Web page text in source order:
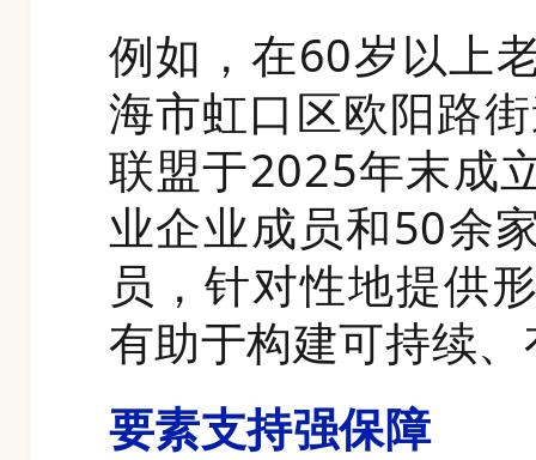
例如，在60岁以上
海市虹口区欧阳路
联盟于2025年末成
业企业成员和50余
员，针对性地提供
有助于构建可持续
要素支持强保障